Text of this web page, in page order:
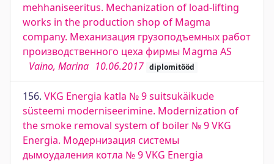
mehhaniseeritus. Mechanization of load-lifting
works in the production shop of Magma
company. Механизация грузоподъемных работ
производственного цеха фирмы Magma AS
Vaino, Marina 10.06.2017 diplomitööd
156. VKG Energia katla № 9 suitsukäikude
süsteemi moderniseerimine. Modernization of
the smoke removal system of boiler № 9 VKG
Energia. Модернизация системы
дымоудаления котла № 9 VKG Energia